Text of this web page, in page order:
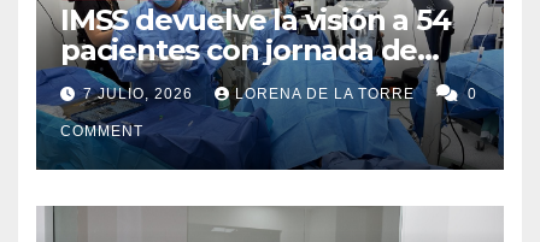
IMSS devuelve la visión a 54
pacientes con jornada de
cirugías de cataratas en
Ciudad del Carmen
7 JULIO, 2026 LORENA DE LA TORRE 0
COMMENT